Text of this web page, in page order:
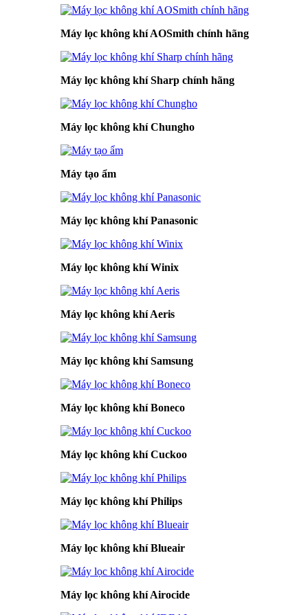
Máy lọc không khí AOSmith chính hãng
Máy lọc không khí Sharp chính hãng
Máy lọc không khí Chungho
Máy tạo ẩm
Máy lọc không khí Panasonic
Máy lọc không khí Winix
Máy lọc không khí Aeris
Máy lọc không khí Samsung
Máy lọc không khí Boneco
Máy lọc không khí Cuckoo
Máy lọc không khí Philips
Máy lọc không khí Blueair
Máy lọc không khí Airocide